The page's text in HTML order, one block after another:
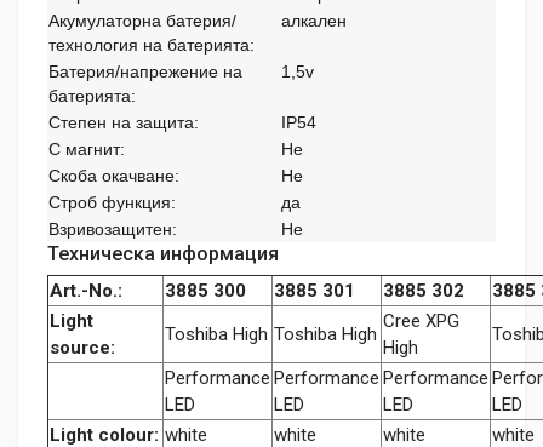
Акумулаторна батерия/
технология на батерията:
алкален
Батерия/напрежение на
батерията:
1,5v
Степен на защита:
IP54
С магнит:
Не
Скоба окачване:
Не
Строб функция:
да
Взривозащитен:
Не
Техническа информация
Art.-No.: 3885 300 3885 301 3885 302
3885
Light
source:
Toshiba High Toshiba High
Cree XPG
High
Performance
LED
Performance
LED
Performance
LED
LED
Light colour: white white white
white